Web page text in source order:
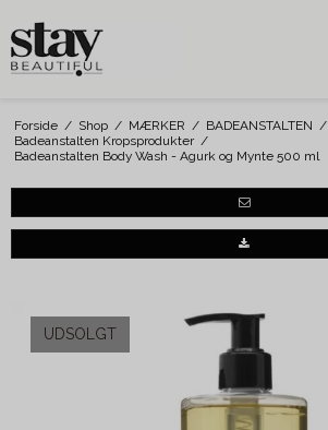
Forside / Shop / MÆRKER / BADEANSTALTEN /
Badeanstalten Kropsprodukter /
Badeanstalten Body Wash - Agurk og Mynte 500 ml
UDSOLGT